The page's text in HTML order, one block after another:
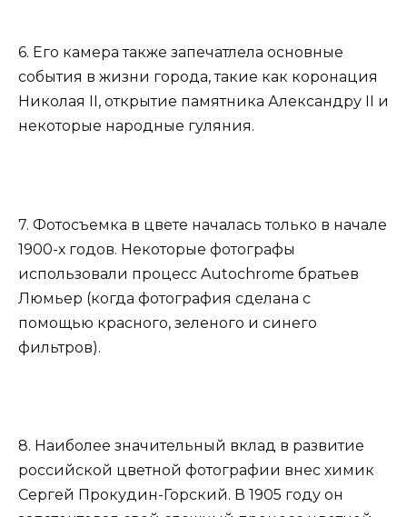
6. Его камера также запечатлела основные
события в жизни города, такие как коронация
Николая II, открытие памятника Александру II и
некоторые народные гуляния.
7. Фотосъемка в цвете началась только в начале
1900-х годов. Некоторые фотографы
использовали процесс Autochrome братьев
Люмьер (когда фотография сделана с
помощью красного, зеленого и синего
фильтров).
8. Наиболее значительный вклад в развитие
российской цветной фотографии внес химик
Сергей Прокудин-Горский. В 1905 году он